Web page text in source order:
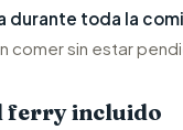
durante toda la
sin estar
ferry incluido